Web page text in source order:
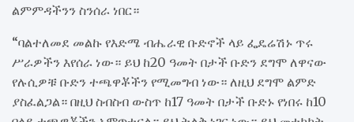
ልምምዳችንን ስንሰራ ነበር።
“ባልተለመደ መልኩ የእድሜ ብሔራዊ ቡድኖች ላይ ፌዴሬሽኑ ጥሩ
ሥራዎችን እየሰራ ነው። ይህ ከ20 ዓመት በታች ቡድን ደግሞ ለዋናው
የሉሲዎቹ ቡድን ተጫዋቾችን የሚመግብ ነው። ለዚህ ደግሞ ልምድ
ያስፈልጋል። በዚህ ስብስብ ውስጥ ከ17 ዓመት በታች ቡድኑ የነበሩ ከ10